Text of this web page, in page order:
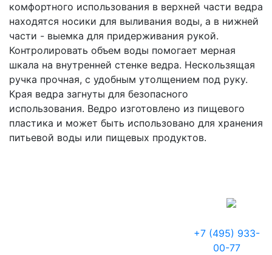
комфортного использования в верхней части ведра
находятся носики для выливания воды, а в нижней
части - выемка для придерживания рукой.
Контролировать объем воды помогает мерная
шкала на внутренней стенке ведра. Нескользящая
ручка прочная, с удобным утолщением под руку.
Края ведра загнуты для безопасного
использования. Ведро изготовлено из пищевого
пластика и может быть использовано для хранения
питьевой воды или пищевых продуктов.
+7 (495) 933-
00-77